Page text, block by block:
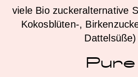
viele Bio zuckeralternative
Kokosblüten-,
Dattelsüße)
Pure